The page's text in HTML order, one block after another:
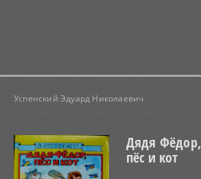
Успенский Эдуард Николаевич
Дядя Фёдор,
пёс и кот